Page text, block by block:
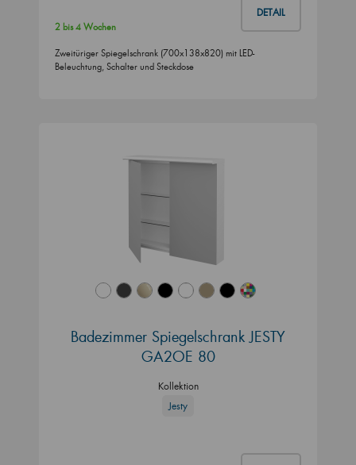
DETAIL
2 bis 4 Wochen
Zweitüriger Spiegelschrank (700x138x820) mit LED-
Beleuchtung, Schalter und Steckdose
Badezimmer Spiegelschrank JESTY
GA2OE 80
Kollektion
Jesty